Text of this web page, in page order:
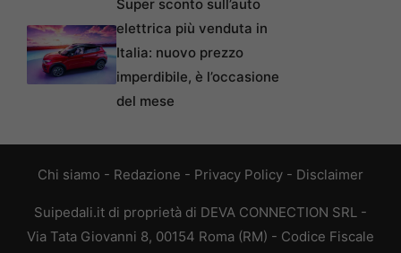
Super sconto sull’auto
elettrica più venduta in
Italia: nuovo prezzo
imperdibile, è l’occasione
del mese
Chi siamo - Redazione - Privacy Policy - Disclaimer
Suipedali.it di proprietà di DEVA CONNECTION SRL -
Via Tata Giovanni 8, 00154 Roma (RM) - Codice Fiscale